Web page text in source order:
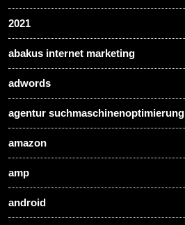
2021
abakus internet marketing
adwords
agentur suchmaschinenoptimierung
amazon
amp
android